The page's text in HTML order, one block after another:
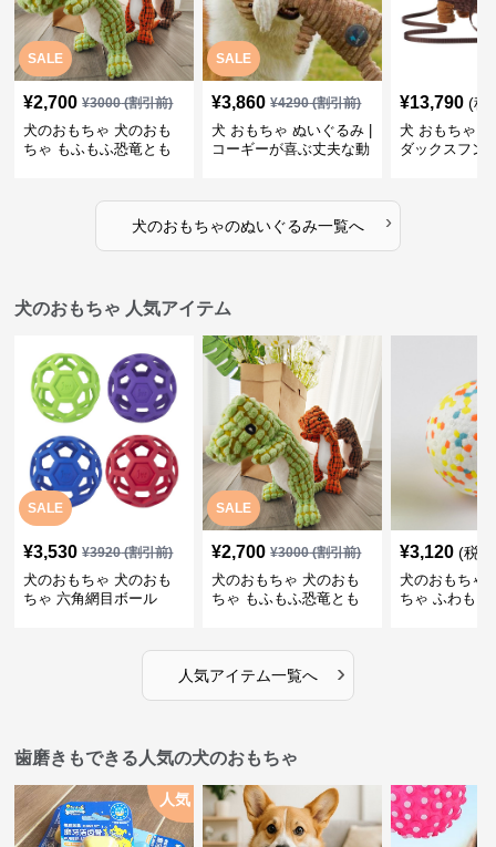
SALE
¥2,700 ¥3000(割引前)
犬のおもちゃ 犬のおも
ちゃ もふもふ恐竜とも
SALE
¥3,860 ¥4290(割引前)
犬 おもちゃ ぬいぐるみ |
コーギーが喜ぶ丈夫な動
¥13,790 (税
犬 おもちゃ
ダックスフン
犬のおもちゃのぬいぐるみ一覧へ ›
犬のおもちゃ 人気アイテム
SALE
¥3,530 ¥3920(割引前)
犬のおもちゃ 犬のおも
ちゃ 六角網目ボール
SALE
¥2,700 ¥3000(割引前)
犬のおもちゃ 犬のおも
ちゃ もふもふ恐竜とも
¥3,120 (税
犬のおもちゃ
ちゃ ふわもこ
人気アイテム一覧へ ›
歯磨きもできる人気の犬のおもちゃ
人気